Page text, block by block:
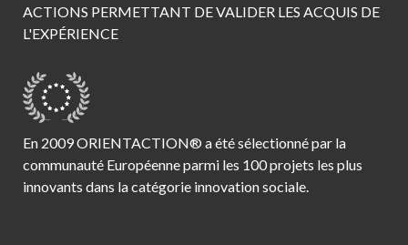
ACTIONS PERMETTANT DE VALIDER LES ACQUIS DE
L'EXPÉRIENCE
En 2009 ORIENTACTION® a été sélectionné par la
communauté Européenne parmi les 100 projets les plus
innovants dans la catégorie innovation sociale.